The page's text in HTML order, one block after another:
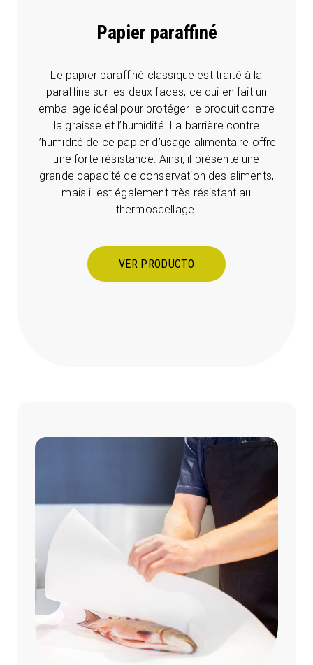
Papier paraffiné
Le papier paraffiné classique est traité à la
paraffine sur les deux faces, ce qui en fait un
emballage idéal pour protéger le produit contre
la graisse et l’humidité. La barrière contre
l’humidité de ce papier d’usage alimentaire offre
une forte résistance. Ainsi, il présente une
grande capacité de conservation des aliments,
mais il est également très résistant au
thermoscellage.
VER PRODUCTO